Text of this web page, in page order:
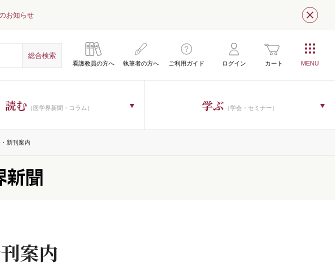
お知らせ 閉じ
看護教員の方へ 執筆者の方へ ご利用ガイド ログイン カート
読む （医学界新聞・コラム） 学ぶ （学会・セミナー）
新刊案内
案内